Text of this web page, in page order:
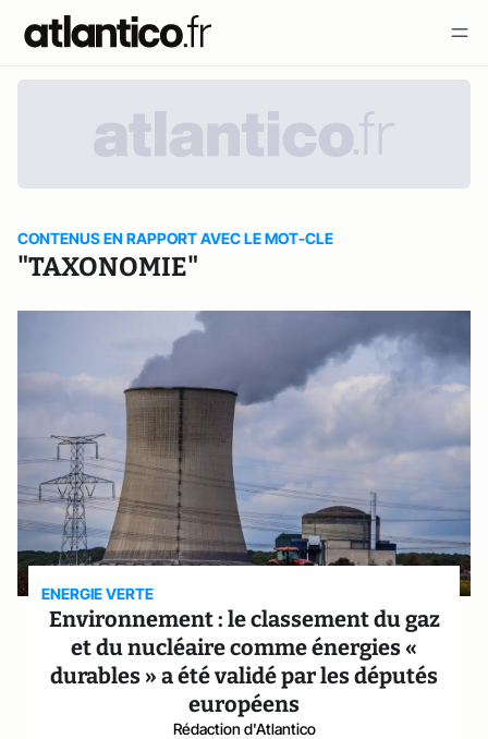
CONTENUS EN RAPPORT AVEC LE MOT-CLE
"TAXONOMIE"
ENERGIE VERTE
Environnement : le classement du gaz
et du nucléaire comme énergies «
durables » a été validé par les députés
européens
Rédaction d'Atlantico